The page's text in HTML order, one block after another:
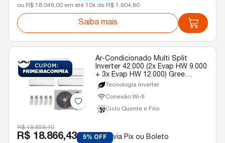
ou R$ 18.048,00 em até 10x de R$ 1.804,80
Saiba mais
Ar-Condicionado Multi Split
Inverter 42.000 (2x Evap HW 9.000
+ 3x Evap HW 12.000) Gree
Quente/Frio R-32 220v
Tecnologia Inverter
Conexão Wi-fi
Ciclo Quente e Frio
R$ 19.859,40
R$ 18.866,43 5% OFF via Pix ou Boleto